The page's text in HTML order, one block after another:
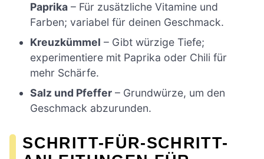
Paprika – Für zusätzliche Vitamine und
Farben; variabel für deinen Geschmack.
Kreuzkümmel – Gibt würzige Tiefe;
experimentiere mit Paprika oder Chili für
mehr Schärfe.
Salz und Pfeffer – Grundwürze, um den
Geschmack abzurunden.
SCHRITT-FÜR-SCHRITT-